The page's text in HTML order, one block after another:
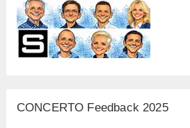
CONCERTO Feedback 2025